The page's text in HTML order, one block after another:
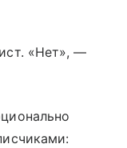
«Нет», —